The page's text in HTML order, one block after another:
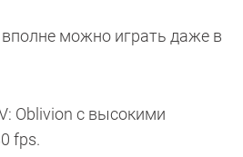
можно играть даже в
Oblivion с высокими
fps.